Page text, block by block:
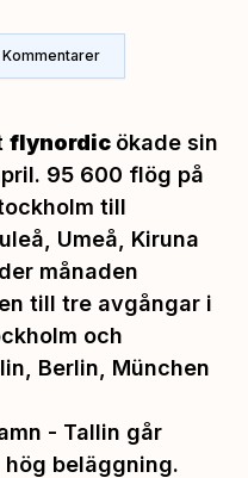
Kommentarer
flynordic ökade sin
95 600 flög på
till
Umeå, Kiruna
månaden
till tre avgångar i
och
Berlin, München
- Tallin går
beläggning.